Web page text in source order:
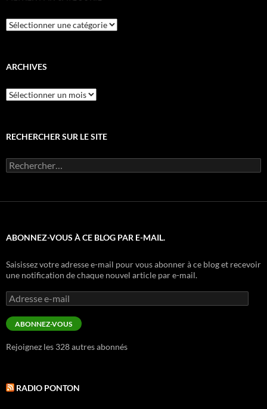
Filtrer
par
ARCHIVES
Archives
RECHERCHER SUR LE SITE
Rechercher :
ABONNEZ-VOUS À CE BLOG PAR E-MAIL.
Saisissez votre adresse e-mail pour vous abonner à ce blog et recevoir
une notification de chaque nouvel article par e-mail.
Adresse
e-
mail
ABONNEZ-VOUS
Rejoignez les 328 autres abonnés
RADIO PONTON